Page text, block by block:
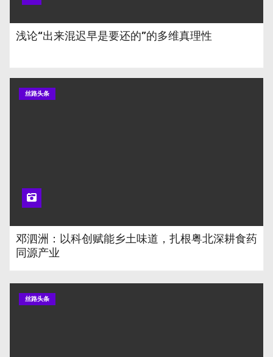
浅论“出来混迟早是要还的”的多维真理性
丝路头条
邓泗洲：以科创赋能乡土味道，扎根粤北深耕食药
同源产业
丝路头条